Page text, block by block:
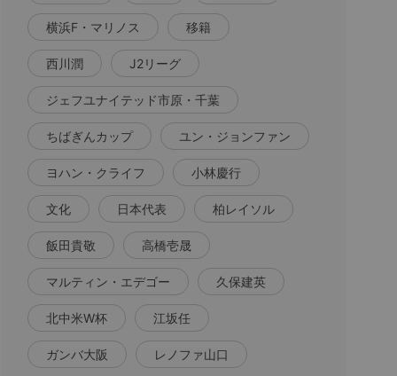
横浜F・マリノス 移籍
西川潤 J2リーグ
ジェフユナイテッド市原・千葉
ちばぎんカップ ユン・ジョンファン
ヨハン・クライフ 小林慶行
文化 日本代表 柏レイソル
飯田貴敬 高橋壱晟
マルティン・エデゴー 久保建英
北中米W杯 江坂任
ガンバ大阪 レノファ山口